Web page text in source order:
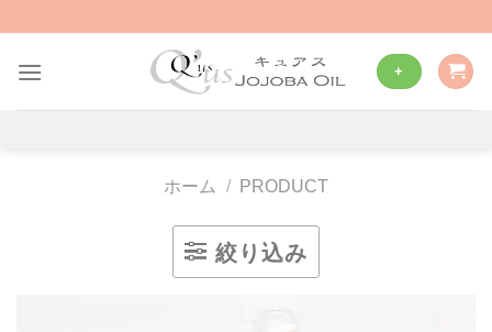
content
+
ホーム / PRODUCT
絞り込み